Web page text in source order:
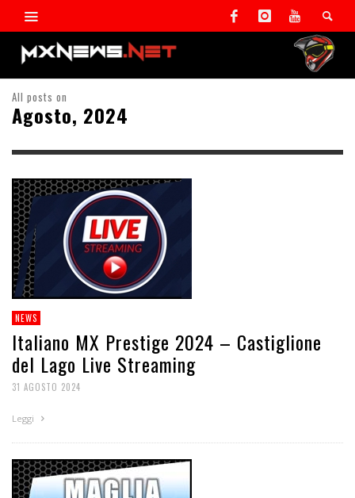
All posts on
Agosto, 2024
NEWS
Italiano MX Prestige 2024 – Castiglione
del Lago Live Streaming
31 AGOSTO 2024
Leggi